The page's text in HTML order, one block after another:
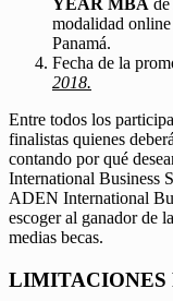
YEAR MBA
modalidad
Panamá.
Fecha de la
2018.
Entre todos los
finalistas quienes
contando por qué
International Business
ADEN International
escoger al ganador de
medias becas.
LIMITACIONES